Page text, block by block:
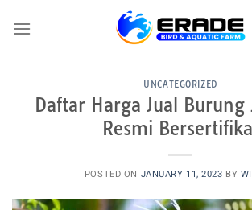
UNCATEGORIZED
Daftar Harga Jual Burung
Resmi
POSTED ON JANUARY 11, 2023 BY